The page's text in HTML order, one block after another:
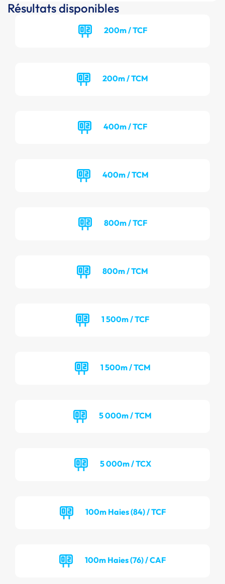
Résultats disponibles
200m / TCF
200m / TCM
400m / TCF
400m / TCM
800m / TCF
800m / TCM
1 500m / TCF
1 500m / TCM
5 000m / TCM
5 000m / TCX
100m Haies (84) / TCF
100m Haies (76) / CAF